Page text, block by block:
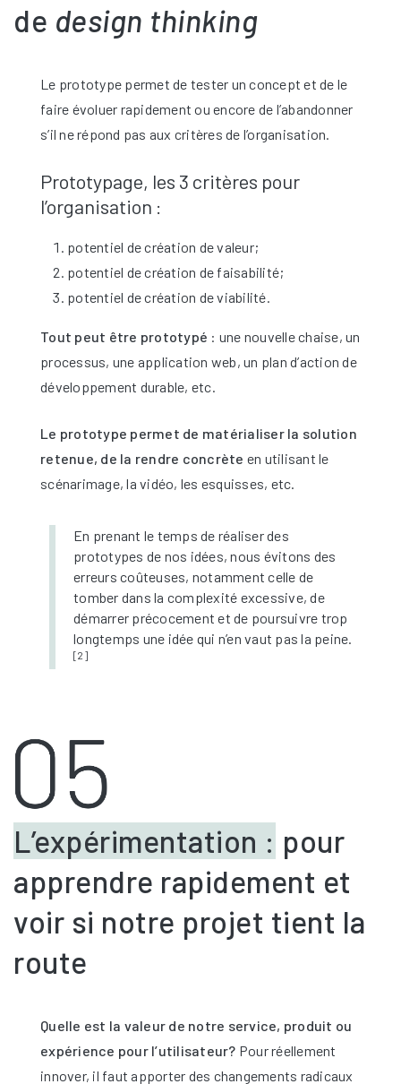
de design thinking
Le prototype permet de tester un concept et de le
faire évoluer rapidement ou encore de l’abandonner
s’il ne répond pas aux critères de l’organisation.
Prototypage, les 3 critères pour
l’organisation :
potentiel de création de valeur;
potentiel de création de faisabilité;
potentiel de création de viabilité.
Tout peut être prototypé : une nouvelle chaise, un
processus, une application web, un plan d’action de
développement durable, etc.
Le prototype permet de matérialiser la solution
retenue, de la rendre concrète en utilisant le
scénarimage, la vidéo, les esquisses, etc.
En prenant le temps de réaliser des
prototypes de nos idées, nous évitons des
erreurs coûteuses, notamment celle de
tomber dans la complexité excessive, de
démarrer précocement et de poursuivre trop
longtemps une idée qui n’en vaut pas la peine.
[2]
L’expérimentation : pour
apprendre rapidement et
voir si notre projet tient la
route
Quelle est la valeur de notre service, produit ou
expérience pour l’utilisateur? Pour réellement
innover, il faut apporter des changements radicaux